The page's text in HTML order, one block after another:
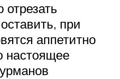
при
аппетитно
настоящее